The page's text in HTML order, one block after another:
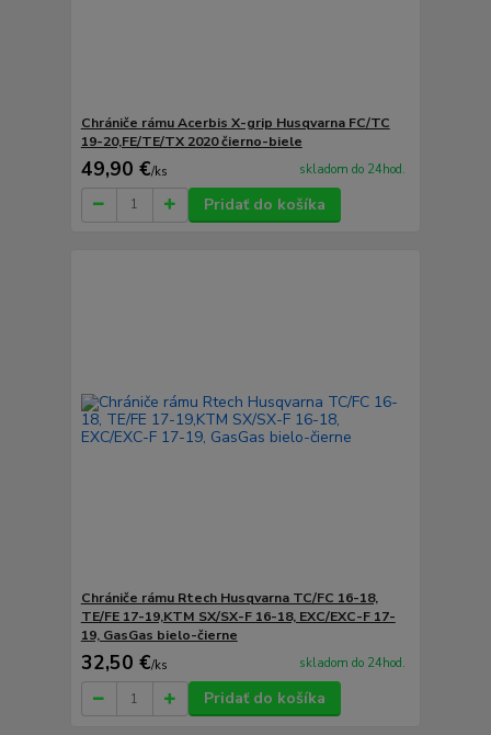
Chrániče rámu Acerbis X-grip Husqvarna FC/TC
19-20,FE/TE/TX 2020 čierno-biele
49,90 €/ks skladom do 24hod.
Pridať do košíka
Chrániče rámu Rtech Husqvarna TC/FC 16-18,
TE/FE 17-19,KTM SX/SX-F 16-18, EXC/EXC-F 17-
19, GasGas bielo-čierne
32,50 €/ks skladom do 24hod.
Pridať do košíka